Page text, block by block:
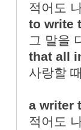
적어도
to write
그 말을
that all
사랑할
a writer
적어도